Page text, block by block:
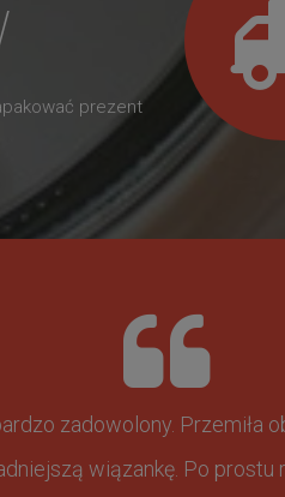
prezent
zadowolony. Przemiła
wiązankę. Po prostu